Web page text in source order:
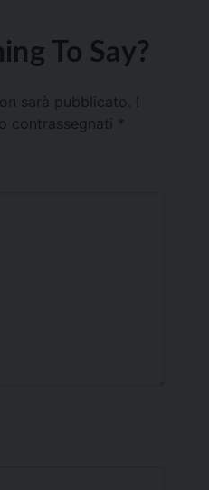
To Say?
sarà pubblicato.
contrassegnati *